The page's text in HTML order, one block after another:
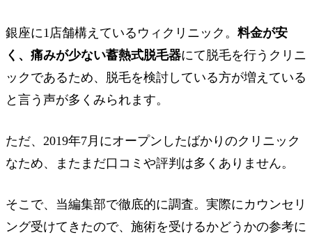
銀座に1店舗構えているウィクリニック。 料金が安
く、痛みが少ない蓄熱式脱毛器にて脱毛を行うクリニ
ックであるため、脱毛を検討している方が増えている
と言う声が多くみられます。
ただ、2019年7月にオープンしたばかりのクリニック
なため、またまだ口コミや評判は多くありません。
そこで、当編集部で徹底的に調査。実際にカウンセリ
ング受けてきたので、施術を受けるかどうかの参考に